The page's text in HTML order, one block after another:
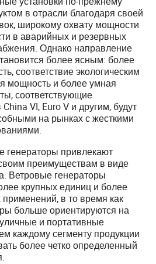
в отрасли благодаря своей
широкому охвату мощности
в аварийных и резервных
Однако направление
более ясным: более
соответствие экологическим
мощность и более умная
соответствующие
VI, Euro V и другим, будут
на рынках с жесткими
генераторы привлекают
преимуществам в виде
Ветровые генераторы
крупных единиц и более
в то время как
больше ориентируются на
и портативные
каждому сегменту продукции
более четко определенный